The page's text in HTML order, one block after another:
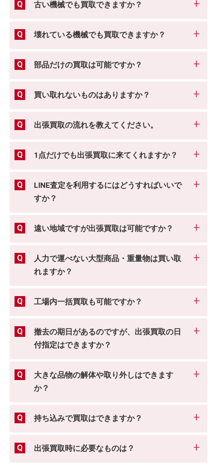
古い機械でも買取できますか？
壊れている機械でも買取できますか？
部品だけの買取は可能ですか？
買い取れないものはありますか？
出張買取の流れを教えてください。
1点だけでも出張買取に来てくれますか？
LINE査定を利用するにはどうすればいいで
すか？
遠い地域ですが出張買取は可能ですか？
人力で運べない大型商品・重量物は買い取
れますか？
工場内一括買取も可能ですか？
撤去の期日があるのですが、出張買取の日
付指定はできますか？
大きな品物の解体や取り外しはできます
か？
持ち込みで買取はできますか？
出張買取時に必要なものは？